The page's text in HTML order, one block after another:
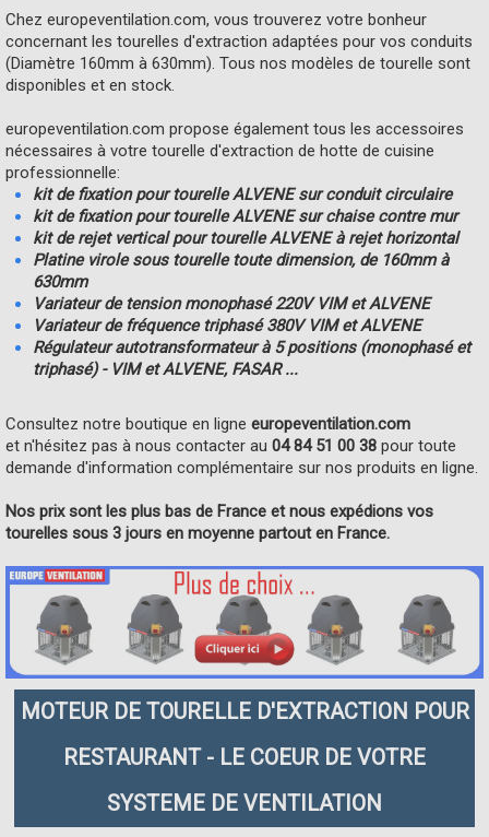
Chez europeventilation.com, vous trouverez votre bonheur
concernant les tourelles d'extraction adaptées pour vos conduits
(Diamètre 160mm à 630mm). Tous nos modèles de tourelle sont
disponibles et en stock.
europeventilation.com propose également tous les accessoires
nécessaires à votre tourelle d'extraction de hotte de cuisine
professionnelle:
kit de fixation pour tourelle ALVENE sur conduit circulaire
kit de fixation pour tourelle ALVENE sur chaise contre mur
kit de rejet vertical pour tourelle ALVENE à rejet horizontal
Platine virole sous tourelle toute dimension, de 160mm à
630mm
Variateur de tension monophasé 220V VIM et ALVENE
Variateur de fréquence triphasé 380V VIM et ALVENE
Régulateur autotransformateur à 5 positions (monophasé et
triphasé) - VIM et ALVENE, FASAR ...
Consultez notre boutique en ligne europeventilation.com
et n'hésitez pas à nous contacter au 04 84 51 00 38 pour toute
demande d'information complémentaire sur nos produits en ligne.
Nos prix sont les plus bas de France et nous expédions vos
tourelles sous 3 jours en moyenne partout en France.
MOTEUR DE TOURELLE D'EXTRACTION POUR
RESTAURANT - LE COEUR DE VOTRE
SYSTEME DE VENTILATION